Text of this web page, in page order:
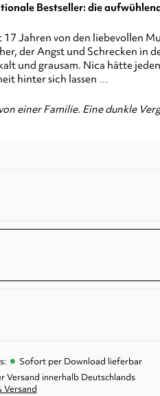
Bestseller: die
17 Jahren von den liebevollen
der Angst und Schrecken in
und grausam. Nica hätte
hinter sich lassen …
einer Familie. Eine dunkle
• Sofort per Download lieferbar
Versand innerhalb Deutschlands
Versand